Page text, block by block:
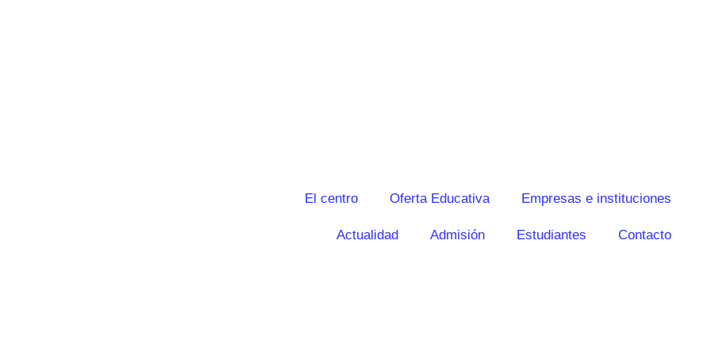
El centro Oferta Educativa Empresas e instituciones
Actualidad Admisión Estudiantes Contacto